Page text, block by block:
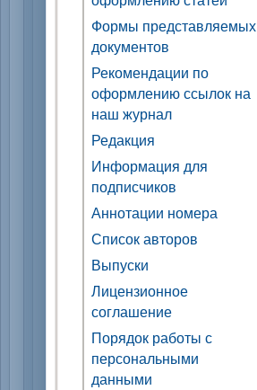
Формы представляемых
документов
Рекомендации по
оформлению ссылок на
наш журнал
Редакция
Информация для
подписчиков
Аннотации номера
Список авторов
Выпуски
Лицензионное
соглашение
Порядок работы с
персональными
данными